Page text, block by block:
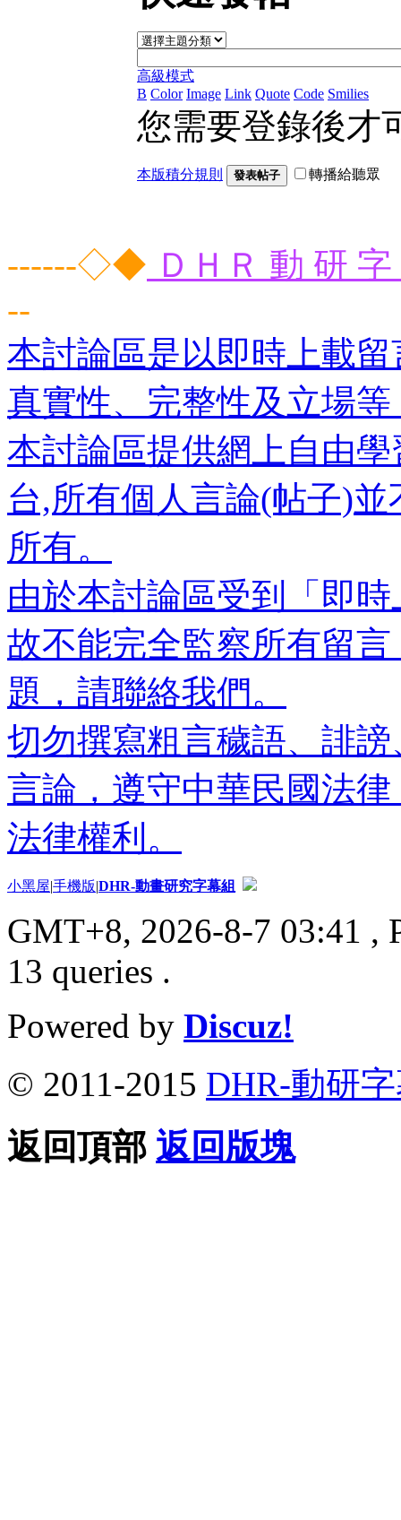
高級模式
B Color Image Link Quote Code Smilies
您需要登錄後才
本版積分規則 發表帖子 轉播給聽眾
------◇◆ ＤＨＲ 動 研
--
本討論區是以即時上載
真實性、完整性及立場
本討論區提供網上自由
台,所有個人言論(帖子)
所有。
由於本討論區受到「即
故不能完全監察所有留
題，請聯絡我們。
切勿撰寫粗言穢語、誹
言論，遵守中華民國法
法律權利。
小黑屋|手機版|DHR-動畫研究字幕組
GMT+8, 2026-8-7 03:41 ,
13 queries .
Powered by Discuz!
© 2011-2015 DHR-動研
返回頂部 返回版塊